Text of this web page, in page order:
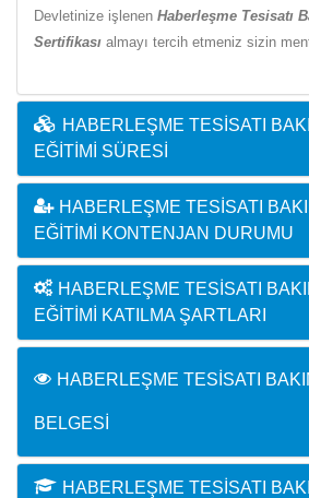
Devletinize işlenen Haberleşme Tesisatı
Sertifikası almayı tercih etmeniz sizin
HABERLEŞME TESISATI
EĞITIMI SÜRESI
HABERLEŞME TESISATI
EĞITIMI KONTENJAN DURUMU
HABERLEŞME TESISATI
EĞITIMI KATILMA ŞARTLARI
HABERLEŞME TESISATI
BELGESI
HABERLEŞME TESISATI